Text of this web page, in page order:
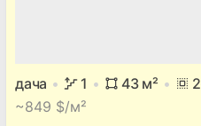
дача 1 43м² 2
~849 $/м²